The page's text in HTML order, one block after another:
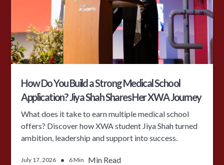
How Do You Build a Strong Medical School
Application? Jiya Shah Shares Her XWA Journey
What does it take to earn multiple medical school
offers? Discover how XWA student Jiya Shah turned
ambition, leadership and support into success.
July 17, 2026 • 6 Min Min Read